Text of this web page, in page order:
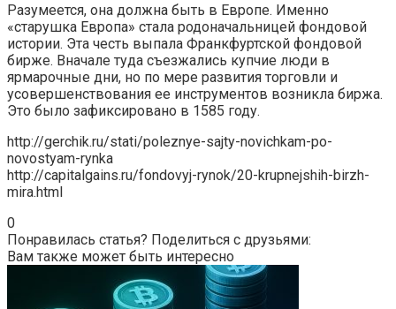
Разумеется, она должна быть в Европе. Именно
«старушка Европа» стала родоначальницей фондовой
истории. Эта честь выпала Франкфуртской фондовой
бирже. Вначале туда съезжались купчие люди в
ярмарочные дни, но по мере развития торговли и
усовершенствования ее инструментов возникла биржа.
Это было зафиксировано в 1585 году.
http://gerchik.ru/stati/poleznye-sajty-novichkam-po-
novostyam-rynka
http://capitalgains.ru/fondovyj-rynok/20-krupnejshih-birzh-
mira.html
0
Понравилась статья? Поделиться с друзьями:
Вам также может быть интересно